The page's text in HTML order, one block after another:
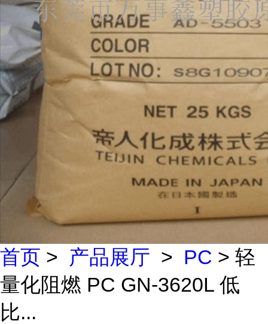
首页 > 产品展厅 > PC > 轻
量化阻燃 PC GN-3620L 低
比...